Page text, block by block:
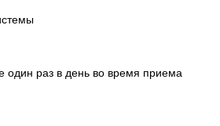
один раз в день во время приема